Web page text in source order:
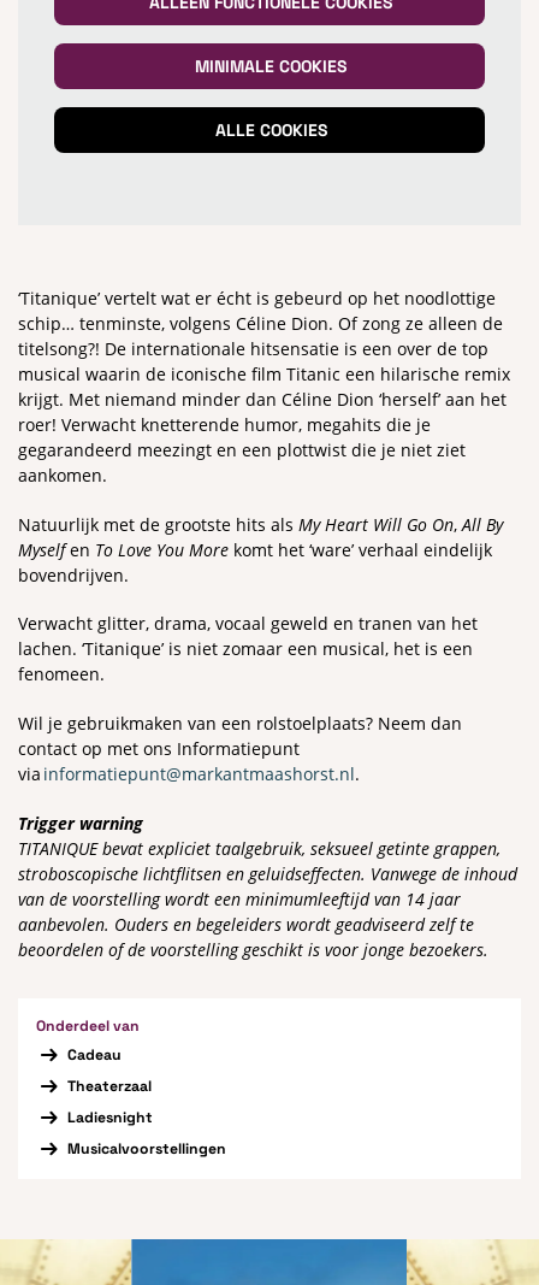
MINIMALE COOKIES
ALLE COOKIES
‘Titanique’ vertelt wat er écht is gebeurd op het noodlottige
schip… tenminste, volgens Céline Dion. Of zong ze alleen de
titelsong?! De internationale hitsensatie is een over de top
musical waarin de iconische film Titanic een hilarische remix
krijgt. Met niemand minder dan Céline Dion ‘herself’ aan het
roer! Verwacht knetterende humor, megahits die je
gegarandeerd meezingt en een plottwist die je niet ziet
aankomen.
Natuurlijk met de grootste hits als My Heart Will Go On, All By
Myselfen To Love You More komt het ‘ware’ verhaal eindelijk
bovendrijven.
Verwacht glitter, drama, vocaal geweld en tranen van het
lachen. ‘Titanique’ is niet zomaar een musical, het is een
fenomeen.
Wil je gebruikmaken van een rolstoelplaats? Neem dan
contact op met ons Informatiepunt
via informatiepunt@markantmaashorst.nl.
Trigger warning
TITANIQUE bevat expliciet taalgebruik, seksueel getinte grappen,
stroboscopische lichtflitsen en geluidseffecten. Vanwege de inhoud
van de voorstelling wordt een minimumleeftijd van 14 jaar
aanbevolen. Ouders en begeleiders wordt geadviseerd zelf te
beoordelen of de voorstelling geschikt is voor jonge bezoekers.
Onderdeel van
Cadeau
Theaterzaal
Ladiesnight
Musicalvoorstellingen
Overslaan
Inzoomen